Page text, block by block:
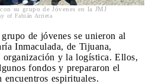
su grupo de Jóvenes en la JMJ
of Fabián Arrieta
de jóvenes se unieron al
Inmaculada, de Tijuana,
organización y la logística. Ellos,
fondos y prepararon el
encuentros espirituales.